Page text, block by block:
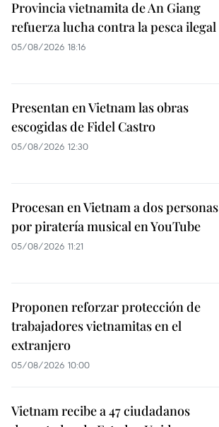
Provincia vietnamita de An Giang
refuerza lucha contra la pesca ilegal
05/08/2026 18:16
Presentan en Vietnam las obras
escogidas de Fidel Castro
05/08/2026 12:30
Procesan en Vietnam a dos personas
por piratería musical en YouTube
05/08/2026 11:21
Proponen reforzar protección de
trabajadores vietnamitas en el
extranjero
05/08/2026 10:00
Vietnam recibe a 47 ciudadanos